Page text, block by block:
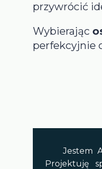
przywrócić
Wybierając
perfekcyjnie
Jestem
Projektuję